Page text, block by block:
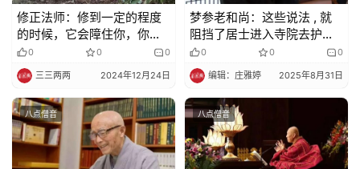
修正法师：修到一定的程度
的时候，它会障住你，你就
是迈不过去…
0 0 0
三三两两 2024年12月24日
梦参老和尚：这些说法 , 就
阻挡了居士进入寺院去护持
三宝 !
0 0 0
编辑：庄雅婷 2025年8月31日
八点僧音 八点僧音